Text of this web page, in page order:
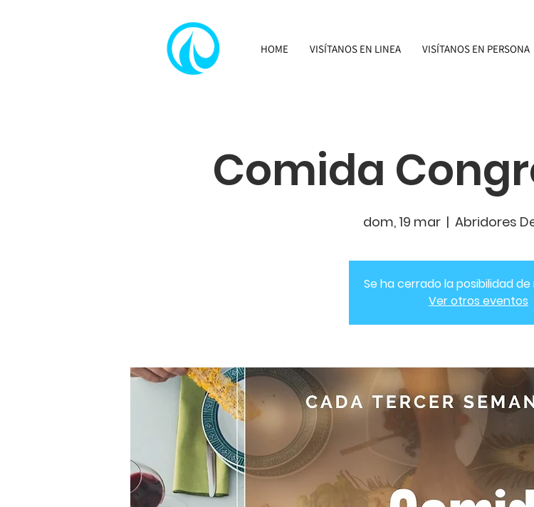
HOME VISÍTANOS EN LINEA VISÍTANOS EN PERSONA
Comida
dom, 19 mar
  |
Abridores
Se ha cerrado la posibilidad
Ver otros eventos